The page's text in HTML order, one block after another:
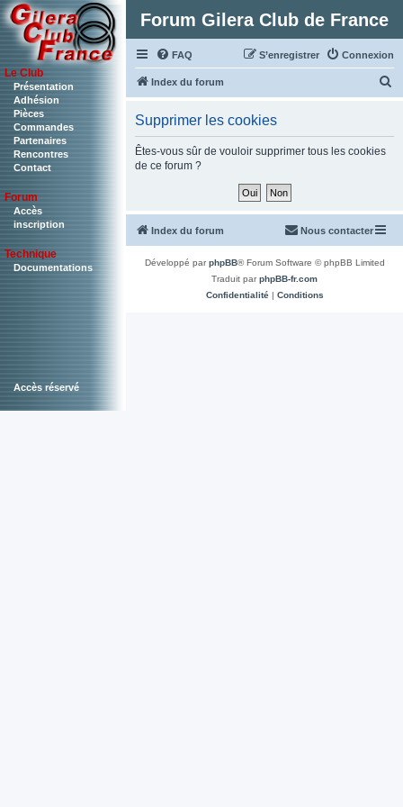
Le Club
Présentation
Adhésion
Pièces
Commandes
Partenaires
Rencontres
Contact
Forum
Accès
inscription
Technique
Documentations
Accès réservé
Forum Gilera Club de France
FAQ Connexion
S’enregistrer
Index du forum
Supprimer les cookies
Êtes-vous sûr de vouloir supprimer tous les cookies
de ce forum ?
Index du forum Nous contacter
Développé parphpBB® Forum Software © phpBB Limited
Traduit parphpBB-fr.com
Confidentialité| Conditions